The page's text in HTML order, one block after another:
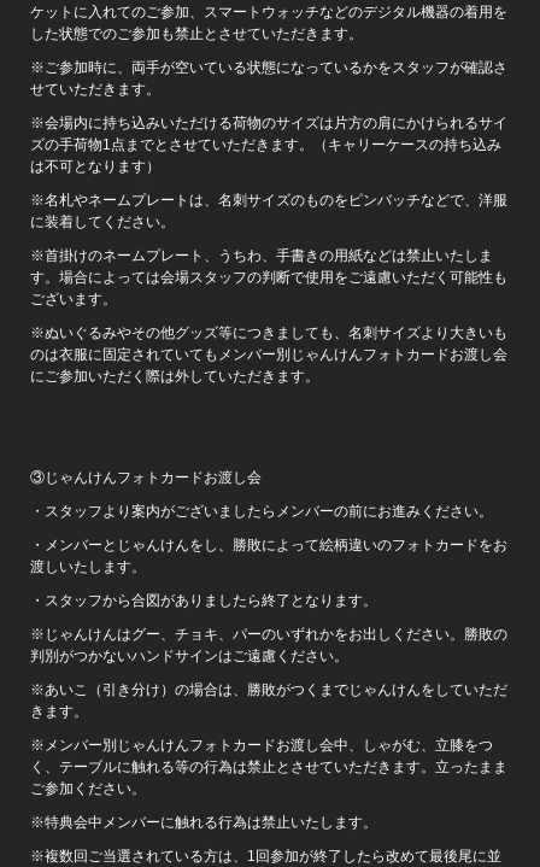
ケットに入れてのご参加、スマートウォッチなどのデジタル機器の着用を
した状態でのご参加も禁止とさせていただきます。
※ご参加時に、両手が空いている状態になっているかをスタッフが確認さ
せていただきます。
※会場内に持ち込みいただける荷物のサイズは片方の肩にかけられるサイ
ズの手荷物1点までとさせていただきます。（キャリーケースの持ち込み
は不可となります）
※名札やネームプレートは、名刺サイズのものをピンバッチなどで、洋服
に装着してください。
※首掛けのネームプレート、うちわ、手書きの用紙などは禁止いたしま
す。場合によっては会場スタッフの判断で使用をご遠慮いただく可能性も
ございます。
※ぬいぐるみやその他グッズ等につきましても、名刺サイズより大きいも
のは衣服に固定されていてもメンバー別じゃんけんフォトカードお渡し会
にご参加いただく際は外していただきます。
③じゃんけんフォトカードお渡し会
・スタッフより案内がございましたらメンバーの前にお進みください。
・メンバーとじゃんけんをし、勝敗によって絵柄違いのフォトカードをお
渡しいたします。
・スタッフから合図がありましたら終了となります。
※じゃんけんはグー、チョキ、パーのいずれかをお出しください。勝敗の
判別がつかないハンドサインはご遠慮ください。
※あいこ（引き分け）の場合は、勝敗がつくまでじゃんけんをしていただ
きます。
※メンバー別じゃんけんフォトカードお渡し会中、しゃがむ、立膝をつ
く、テーブルに触れる等の行為は禁止とさせていただきます。立ったまま
ご参加ください。
※特典会中メンバーに触れる行為は禁止いたします。
※複数回ご当選されている方は、1回参加が終了したら改めて最後尾に並